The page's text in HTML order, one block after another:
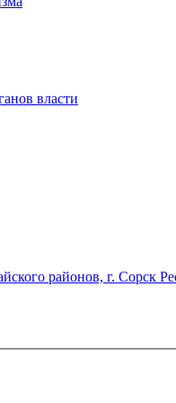
власти
районов, г. Сорск